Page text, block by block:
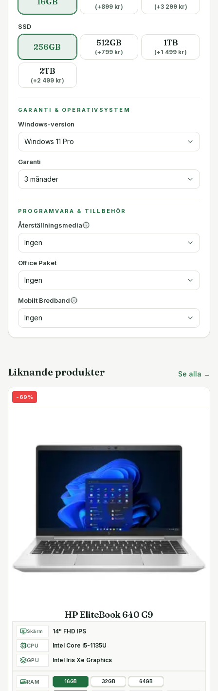
(+899kr) (+3 299kr)
SSD
256GB 512GB
(+799kr)
1TB
(+1 499 kr)
2TB
(+2 499kr)
GARANTI & OPERATIVSYSTEM
Windows-version
Windows 11 Pro
Garanti
3 månader
PROGRAMVARA & TILLBEHÖR
Återställningsmedia
Ingen
Office Paket
Ingen
Mobilt Bredband
Ingen
Liknande produkter Se alla →
- 69 %
HP EliteBook 640 G9
Skärm 14" FHD IPS
CPU Intel Core i5-1135U
GPU Intel Iris Xe Graphics
RAM 16GB 32GB 64GB